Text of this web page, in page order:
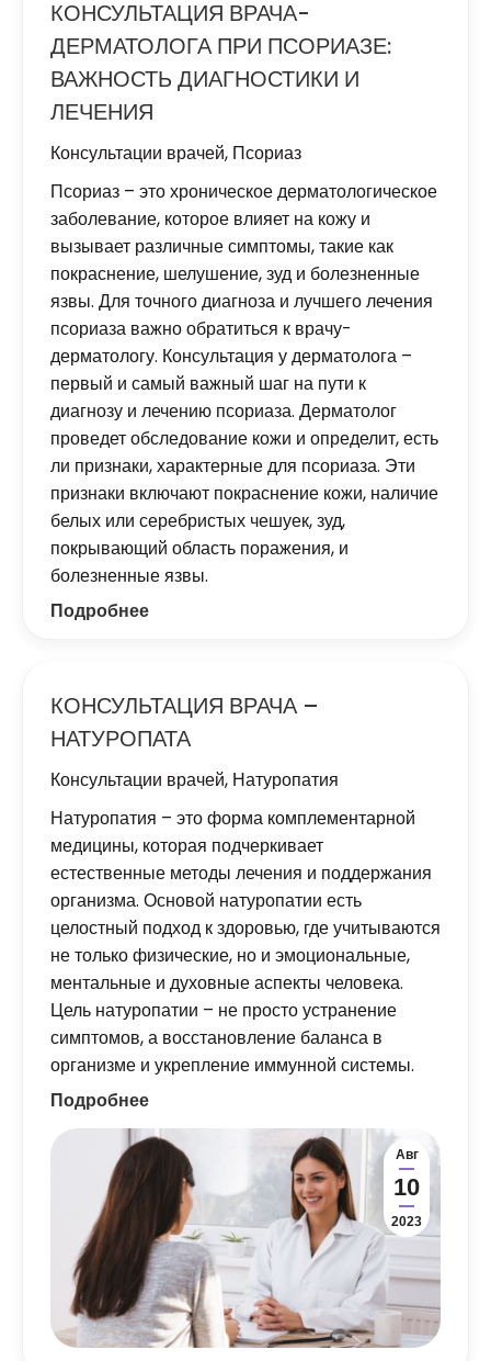
КОНСУЛЬТАЦИЯ ВРАЧА-
ДЕРМАТОЛОГА ПРИ ПСОРИАЗЕ:
ВАЖНОСТЬ ДИАГНОСТИКИ И
ЛЕЧЕНИЯ
Консультации врачей, Псориаз
Псориаз – это хроническое дерматологическое
заболевание, которое влияет на кожу и
вызывает различные симптомы, такие как
покраснение, шелушение, зуд и болезненные
язвы. Для точного диагноза и лучшего лечения
псориаза важно обратиться к врачу-
дерматологу. Консультация у дерматолога –
первый и самый важный шаг на пути к
диагнозу и лечению псориаза. Дерматолог
проведет обследование кожи и определит, есть
ли признаки, характерные для псориаза. Эти
признаки включают покраснение кожи, наличие
белых или серебристых чешуек, зуд,
покрывающий область поражения, и
болезненные язвы.
Подробнее
КОНСУЛЬТАЦИЯ ВРАЧА –
НАТУРОПАТА
Консультации врачей, Натуропатия
Натуропатия – это форма комплементарной
медицины, которая подчеркивает
естественные методы лечения и поддержания
организма. Основой натуропатии есть
целостный подход к здоровью, где учитываются
не только физические, но и эмоциональные,
ментальные и духовные аспекты человека.
Цель натуропатии – не просто устранение
симптомов, а восстановление баланса в
организме и укрепление иммунной системы.
Подробнее
Авг
10
2023